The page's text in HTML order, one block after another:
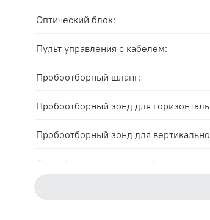
Оптический блок:
Пульт управления с кабелем:
Пробоотборный шланг:
Пробоотборный зонд для
Пробоотборный зонд для